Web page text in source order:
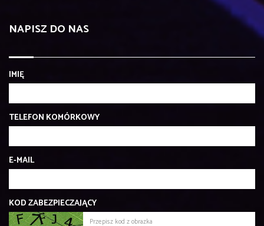
NAPISZ DO NAS
IMIĘ
TELEFON KOMÓRKOWY
E-MAIL
KOD ZABEZPIECZAJĄCY